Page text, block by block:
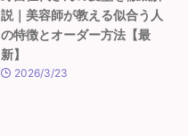
説｜美容師が教える似合う人
の特徴とオーダー方法【最
新】
2026/3/23